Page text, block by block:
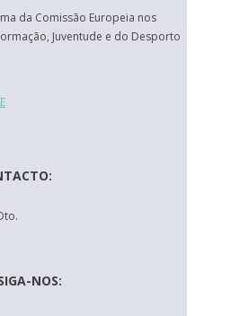
da Comissão Europeia nos
Juventude e do Desporto
NOS: